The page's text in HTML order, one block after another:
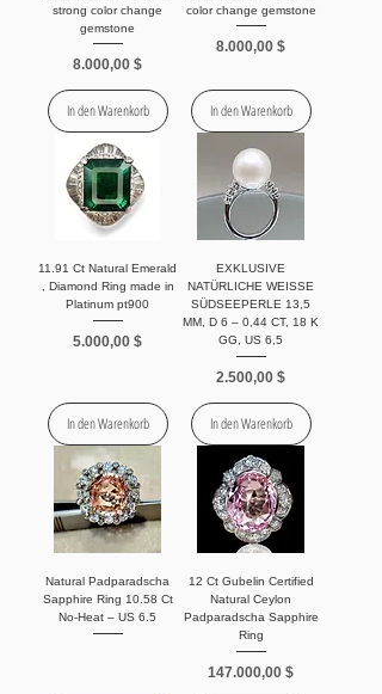
strong color change
gemstone
Preis
8.000,00 $
In den Warenkorb
color change gemstone
Preis
8.000,00 $
In den Warenkorb
11.91 Ct Natural Emerald
, Diamond Ring made in
Platinum pt900
Preis
5.000,00 $
In den Warenkorb
EXKLUSIVE
NATÜRLICHE WEISSE
SÜDSEEPERLE 13,5
MM, D 6 – 0,44 CT, 18 K
GG, US 6,5
Preis
2.500,00 $
In den Warenkorb
Natural Padparadscha
Sapphire Ring 10.58 Ct
No-Heat – US 6.5
12 Ct Gubelin Certified
Natural Ceylon
Padparadscha Sapphire
Ring
Preis
147.000,00 $